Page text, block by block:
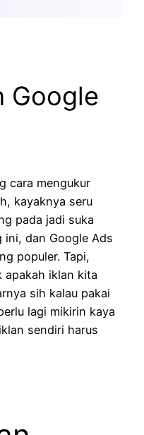
Google
cara mengukur
kayaknya seru
pada jadi suka
dan Google Ads
populer. Tapi,
apakah iklan kita
sih kalau pakai
lagi mikirin kaya
sendiri harus